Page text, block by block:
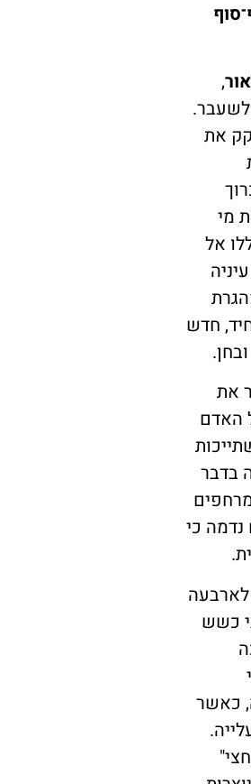
,
את
מי
אל
חדש
את
האדם
בדבר
נדמה כי
לארבעה
כשש
כאשר